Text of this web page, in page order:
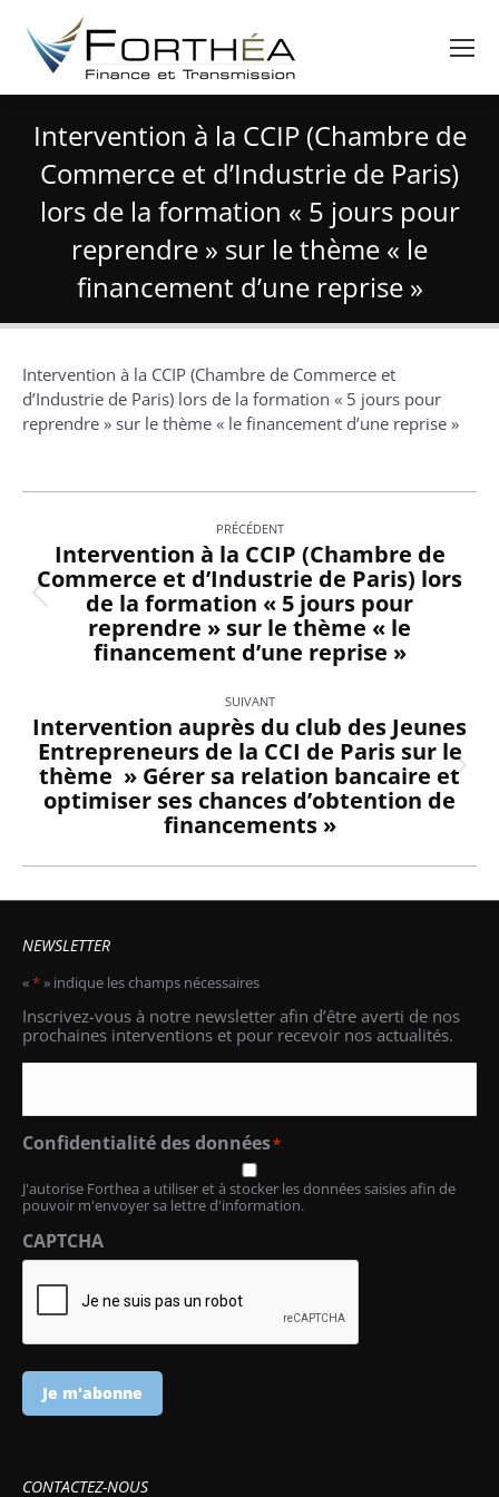
Intervention à la CCIP (Chambre de
Commerce et d’Industrie de Paris)
lors de la formation « 5 jours pour
reprendre » sur le thème « le
financement d’une reprise »
Vous êtes ici :
Intervention à la CCIP (Chambre de Commerce et
d’Industrie de Paris) lors de la formation « 5 jours pour
reprendre » sur le thème « le financement d’une reprise »
des
articles
PRÉCÉDENT
Article
précédent
:
Intervention à la CCIP (Chambre de
Commerce et d’Industrie de Paris) lors
de la formation « 5 jours pour
reprendre » sur le thème « le
financement d’une reprise »
SUIVANT
Article
suivant
:
Intervention auprès du club des Jeunes
Entrepreneurs de la CCI de Paris sur le
thème » Gérer sa relation bancaire et
optimiser ses chances d’obtention de
financements »
NEWSLETTER
«*» indique les champs nécessaires
Inscrivez-vous à notre newsletter afin d’être averti de nos
prochaines interventions et pour recevoir nos actualités.
Confidentialité des données*
J'autorise Forthea a utiliser et à stocker les données saisies afin de
pouvoir m'envoyer sa lettre d'information.
CAPTCHA
Je m'abonne
CONTACTEZ-NOUS